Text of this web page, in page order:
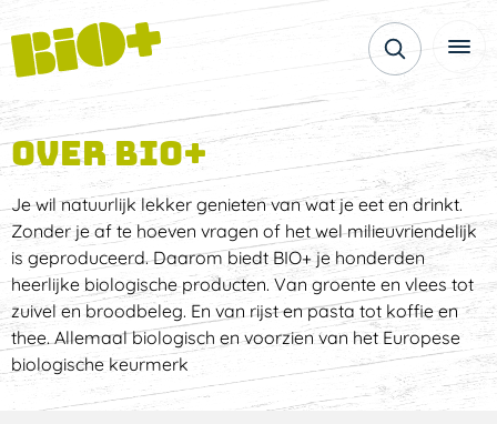
Over BIO+
Je wil natuurlijk lekker genieten van wat je eet en drinkt.
Zonder je af te hoeven vragen of het wel milieuvriendelijk
is geproduceerd. Daarom biedt BIO+ je honderden
heerlijke biologische producten. Van groente en vlees tot
zuivel en broodbeleg. En van rijst en pasta tot koffie en
thee. Allemaal biologisch en voorzien van het Europese
biologische keurmerk